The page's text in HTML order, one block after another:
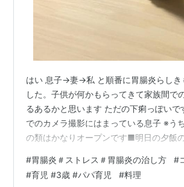
はい 息子→妻→私 と順番に胃腸炎らしき
した。子供が何かもらってきて家族間で
るあるかと思います ただの下痢っぽい
でのカメラ撮影にはまっている息子 ※う
の類はかなりオープンです■明日の夕飯
者が日本の10倍、アメリカでは規制緩和
わかりませんね
#胃腸炎＃ストレス＃胃腸炎の治し方 #
#育児 #3歳 #パパ育児 #料理